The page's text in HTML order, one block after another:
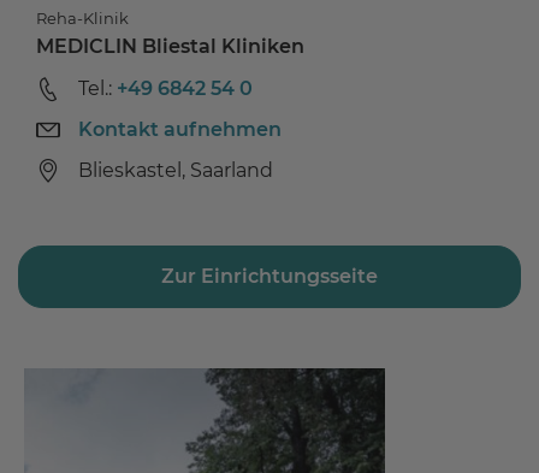
Reha-Klinik
MEDICLIN Bliestal Kliniken
Tel.: +49 6842 54 0
Kontakt aufnehmen
Blieskastel, Saarland
Zur Einrichtungsseite